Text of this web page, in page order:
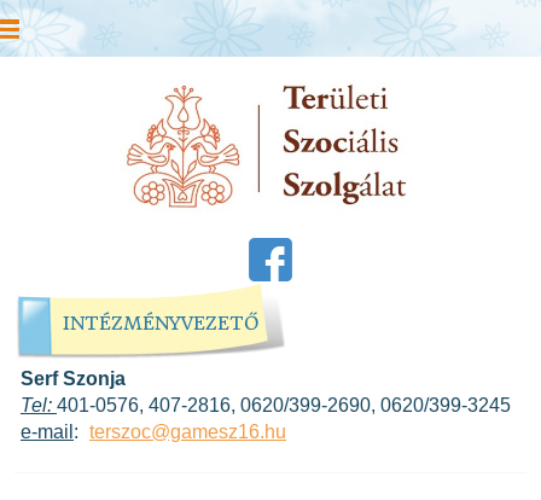
INTÉZMÉNYVEZETŐ
Serf Szonja
Tel: 401-0576, 407-2816, 0620/399-2690, 0620/399-3245
e-mail : terszoc@gamesz16.hu